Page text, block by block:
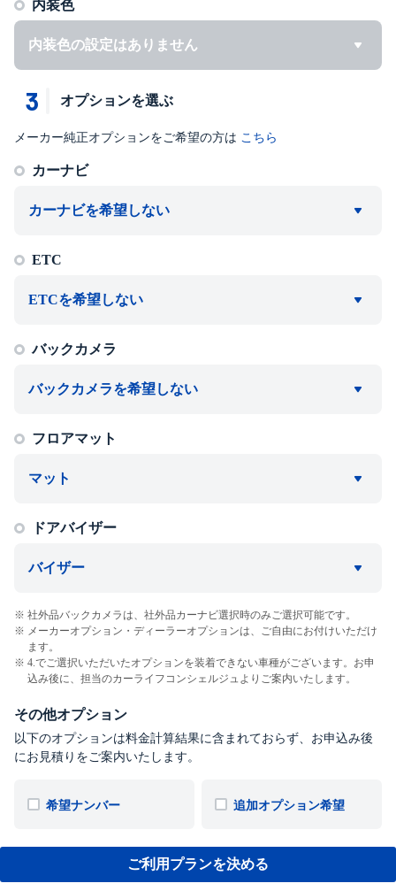
内装色
内装色の設定はありません
3 オプションを選ぶ
メーカー純正オプションをご希望の方は こちら
カーナビ
カーナビを希望しない
ETC
ETCを希望しない
バックカメラ
バックカメラを希望しない
フロアマット
マット
ドアバイザー
バイザー
社外品バックカメラは、社外品カーナビ選択時のみご選択可能です。
メーカーオプション・ディーラーオプションは、ご自由にお付けいただけ
ます。
4.でご選択いただいたオプションを装着できない車種がございます。お申
込み後に、担当のカーライフコンシェルジュよりご案内いたします。
その他オプション
以下のオプションは料金計算結果に含まれておらず、お申込み後
にお見積りをご案内いたします。
希望ナンバー 追加オプション希望
ご利用プランを決める